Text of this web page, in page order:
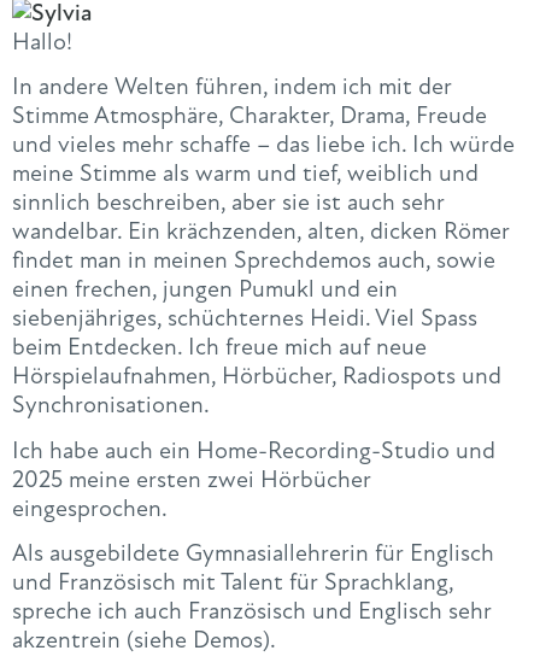
Hallo!
In andere Welten führen, indem ich mit der
Stimme Atmosphäre, Charakter, Drama, Freude
und vieles mehr schaffe – das liebe ich. Ich würde
meine Stimme als warm und tief, weiblich und
sinnlich beschreiben, aber sie ist auch sehr
wandelbar. Ein krächzenden, alten, dicken Römer
findet man in meinen Sprechdemos auch, sowie
einen frechen, jungen Pumukl und ein
siebenjähriges, schüchternes Heidi. Viel Spass
beim Entdecken. Ich freue mich auf neue
Hörspielaufnahmen, Hörbücher, Radiospots und
Synchronisationen.
Ich habe auch ein Home-Recording-Studio und
2025 meine ersten zwei Hörbücher
eingesprochen.
Als ausgebildete Gymnasiallehrerin für Englisch
und Französisch mit Talent für Sprachklang,
spreche ich auch Französisch und Englisch sehr
akzentrein (siehe Demos).